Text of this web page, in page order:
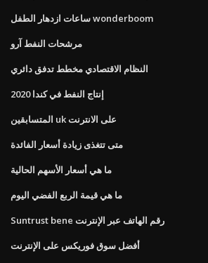
ساعات ازدهار الطفل wonderboom
مرشحات النفط آرو
النظام الاقتصادي مخطط تدفق دائري
إنتاج النفط في كندا 2020
المتسابقين uk على الانترنت
متى تتغذى زيادة أسعار الفائدة
ما هي أسعار الأسهم الحالية
ما هي قيمة الربع الفضي اليوم
Suntrust bene رقم الهاتف عبر الإنترنت
أفضل سوق فوريكس على الإنترنت